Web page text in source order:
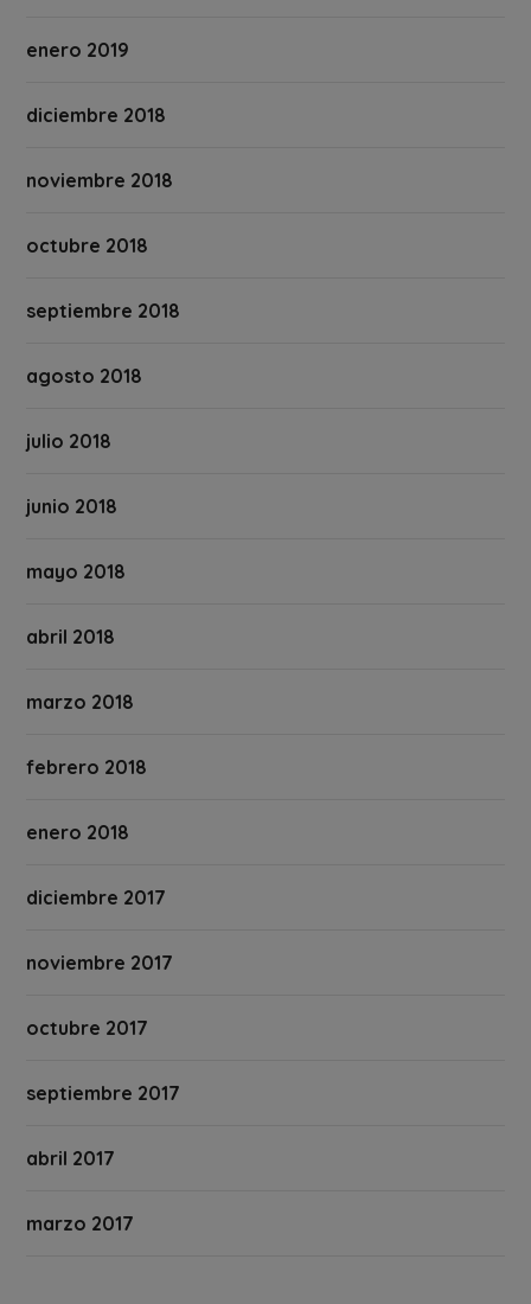
enero 2019
diciembre 2018
noviembre 2018
octubre 2018
septiembre 2018
agosto 2018
julio 2018
junio 2018
mayo 2018
abril 2018
marzo 2018
febrero 2018
enero 2018
diciembre 2017
noviembre 2017
octubre 2017
septiembre 2017
abril 2017
marzo 2017